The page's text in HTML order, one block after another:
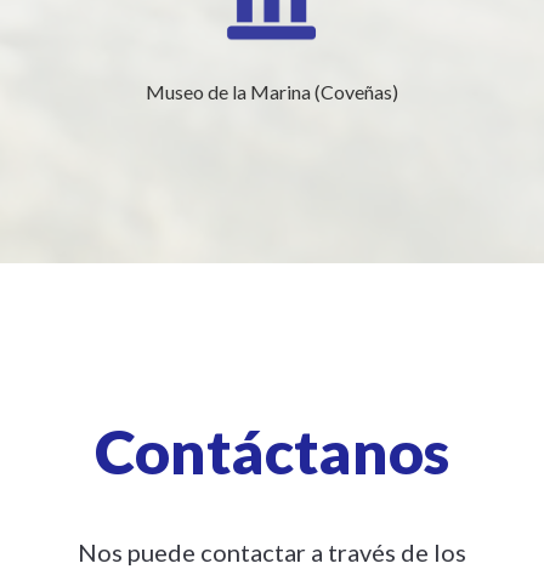
Museo de la Marina (Coveñas)
Contáctanos
Nos puede contactar a través de los